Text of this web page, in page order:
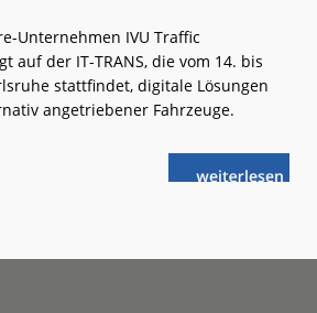
Unternehmen IVU Traffic
auf der IT-TRANS, die vom 14. bis
stattfindet, digitale Lösungen
angetriebener Fahrzeuge.
weiterlese
nIVU